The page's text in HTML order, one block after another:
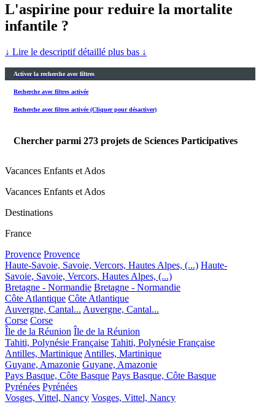
L'aspirine pour reduire la mortalite
infantile ?
↓ Lire le descriptif détaillé plus bas ↓
Activer la recherche avec filtres
Recherche avec filtres activée
Recherche avec filtres activée (Cliquer pour désactiver)
Chercher parmi 273 projets de Sciences Participatives
Vacances Enfants et Ados
Vacances Enfants et Ados
Destinations
France
Provence Provence
Haute-Savoie, Savoie, Vercors, Hautes Alpes, (...) Haute-
Savoie, Savoie, Vercors, Hautes Alpes, (...)
Bretagne - Normandie Bretagne - Normandie
Côte Atlantique Côte Atlantique
Auvergne, Cantal... Auvergne, Cantal...
Corse Corse
Île de la Réunion Île de la Réunion
Tahiti, Polynésie Française Tahiti, Polynésie Française
Antilles, Martinique Antilles, Martinique
Guyane, Amazonie Guyane, Amazonie
Pays Basque, Côte Basque Pays Basque, Côte Basque
Pyrénées Pyrénées
Vosges, Vittel, Nancy Vosges, Vittel, Nancy